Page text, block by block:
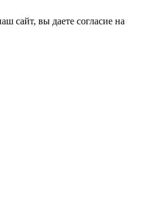
сайт, вы даете согласие на